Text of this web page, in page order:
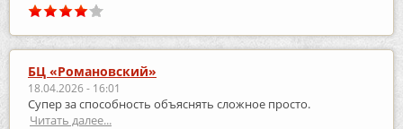
БЦ «Романовский»
18.04.2026 - 16:01
Супер за способность объяснять сложное просто.
Читать далее...